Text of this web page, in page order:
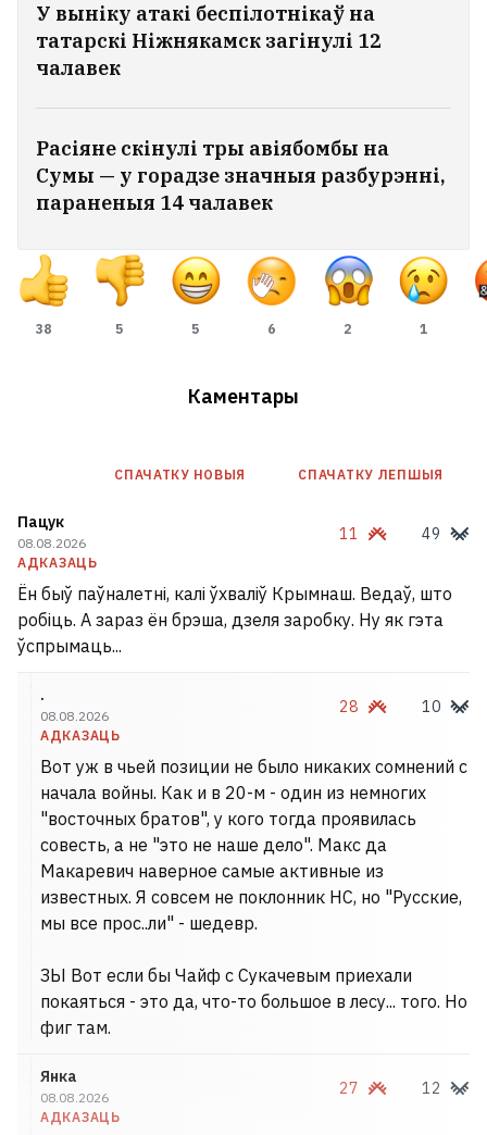
У выніку атакі беспілотнікаў на
татарскі Ніжнякамск загінулі 12
чалавек
Расіяне скінулі тры авіябомбы на
Сумы — у горадзе значныя разбурэнні,
параненыя 14 чалавек
38 5 5 6 2 1
Каментары
СПАЧАТКУ НОВЫЯ СПАЧАТКУ ЛЕПШЫЯ
Пацук
08.08.2026
АДКАЗАЦЬ
11 49
Ён быў паўналетні, калі ўхваліў Крымнаш. Ведаў, што
робіць. А зараз ён брэша, дзеля заробку. Ну як гэта
ўспрымаць...
.
08.08.2026
АДКАЗАЦЬ
28 10
Вот уж в чьей позиции не было никаких сомнений с
начала войны. Как и в 20-м - один из немногих
"восточных братов", у кого тогда проявилась
совесть, а не "это не наше дело". Макс да
Макаревич наверное самые активные из
известных. Я совсем не поклонник НС, но "Русские,
мы все прос..ли" - шедевр.
ЗЫ Вот если бы Чайф с Сукачевым приехали
покаяться - это да, что-то большое в лесу... того. Но
фиг там.
Янка
08.08.2026
АДКАЗАЦЬ
27 12